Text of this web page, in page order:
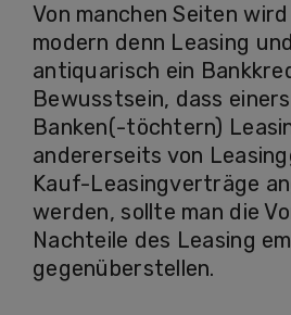
Von manchen Seiten
modern denn Leasing
antiquarisch ein
Bewusstsein, dass
Banken(-töchtern)
andererseits von
Kauf-Leasingverträge
werden, sollte man die
Nachteile des Leasing
gegenüberstellen.